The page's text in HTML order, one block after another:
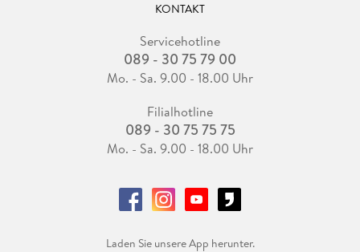
KONTAKT
Servicehotline
089 - 30 75 79 00
Mo. - Sa. 9.00 - 18.00 Uhr
Filialhotline
089 - 30 75 75 75
Mo. - Sa. 9.00 - 18.00 Uhr
Laden Sie unsere App herunter.